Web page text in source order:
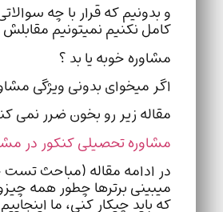
و بدونیم که قرار با چه
کامل نکنیم نمیتونیم
مشاوره خوبه یا بد ؟
اگر میخوای بدونی ویژگی
مقاله زیر رو بخون ضرر نمی
مشاوره تحصیلی کنکور در
در ادامه مقاله (مباحث تست
میبینی برترها چطور همه
که باید چیکار کنی، ما